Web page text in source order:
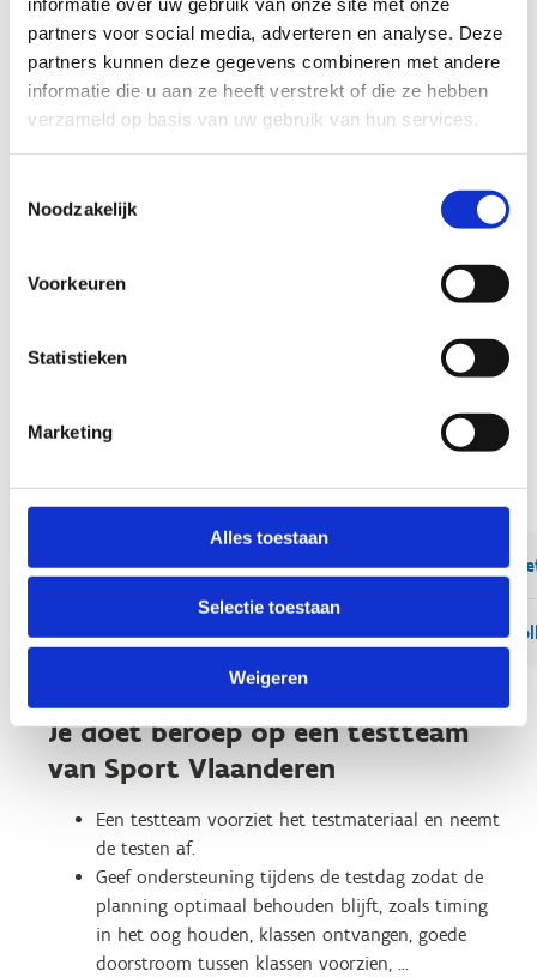
partners voor social media, adverteren en analyse. Deze
partners kunnen deze gegevens combineren met andere
informatie die u aan ze heeft verstrekt of die ze hebben
verzameld op basis van uw gebruik van hun services.
Noodzakelijk
Voorkeuren
Statistieken
Marketing
Alles toestaan
Selectie toestaan
Weigeren
hebben van de af te nemen testen. Bekijk de
omschrijving van de testen.
Voorzie een geluidsinstallatie en muziekfragment
van de beeptest.
Geef de testresultaten meteen tijdens de testdag
in het SportKompas-platform in. Dat kan via de
gsm van de testbegeleiders. De leerkracht LO
ontvangt de link en verspreidt deze naar zijn
Bezorg de rapporten aan de kinderen.
, een
gemeentelijke infobrochure, een kennismaking dag
met de lokale clubs, …
Organiseer je testdagen voor leerlingen uit het secundair
onderwijs dan kan je enkel kiezen voor de laatste optie
Download het draaiboek voor een vlotte start
Download het draaiboek voor een vlotte start
Je doet beroep op een testteam
van Sport Vlaanderen
Een testteam voorziet het testmateriaal en neemt
de testen af.
Geef ondersteuning tijdens de testdag zodat de
planning optimaal behouden blijft, zoals timing
in het oog houden, klassen ontvangen, goede
doorstroom tussen klassen voorzien, …